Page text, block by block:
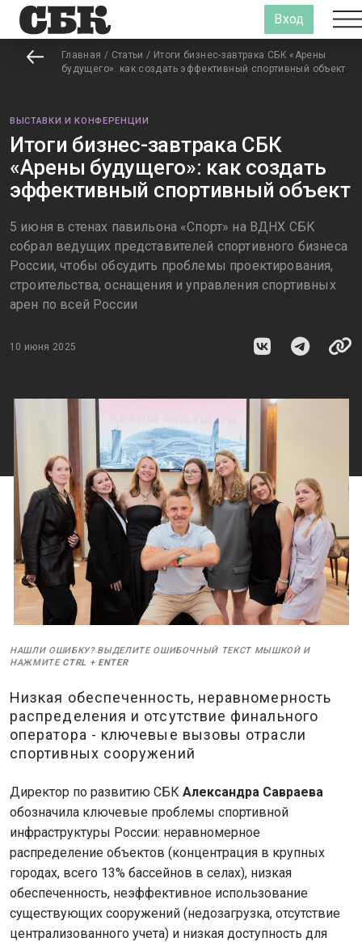
Вход
Главная / Статьи / Итоги бизнес-завтрака СБК «Арены
будущего»: как создать эффективный спортивный объект
ВЫСТАВКИ И КОНФЕРЕНЦИИ
Итоги бизнес-завтрака СБК
«Арены будущего»: как создать
эффективный спортивный объект
5 июня в стенах павильона «Спорт» на ВДНХ СБК
собрал ведущих представителей спортивного бизнеса
России, чтобы обсудить проблемы проектирования,
строительства, оснащения и управления спортивных
арен по всей России
10 июня 2025
НАШЛИ ОШИБКУ? ВЫДЕЛИТЕ ОШИБОЧНЫЙ ТЕКСТ МЫШКОЙ И
НАЖМИТЕ CTRL + ENTER
Низкая обеспеченность, неравномерность
распределения и отсутствие финального
оператора - ключевые вызовы отрасли
спортивных сооружений
Директор по развитию СБК Александра Савраева
обозначила ключевые проблемы спортивной
инфраструктуры России: неравномерное
распределение объектов (концентрация в крупных
городах, всего 13% бассейнов в селах), низкая
обеспеченность, неэффективное использование
существующих сооружений (недозагрузка, отсутствие
централизованного учета) и низкая доступность для